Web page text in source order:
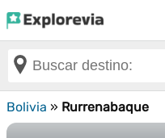
Bolivia » Rurrenabaque